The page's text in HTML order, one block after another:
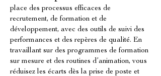
place des processus efficaces de
recrutement, de formation et de
développement, avec des outils de suivi des
performances et des repères de qualité. En
travaillant sur des programmes de formation
sur mesure et des routines d’animation, vous
réduisez les écarts dès la prise de poste et